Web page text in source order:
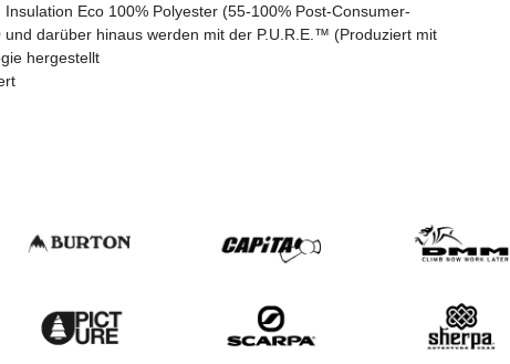
Eco 100% Polyester (55-100% Post-Consumer-
darüber hinaus werden mit der P.U.R.E.™ (Produziert mit
hergestellt